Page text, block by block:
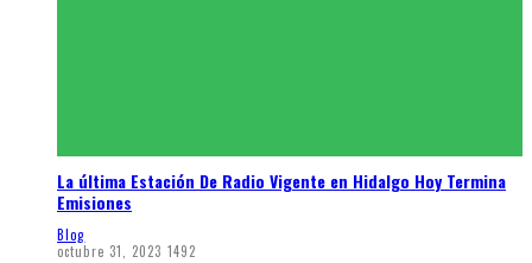
La última Estación De Radio Vigente en Hidalgo Hoy Termina
Emisiones
Blog
octubre 31, 2023 1492